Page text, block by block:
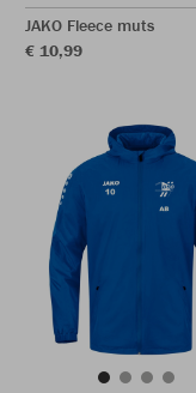
JAKO Fleece muts
€ 10,99